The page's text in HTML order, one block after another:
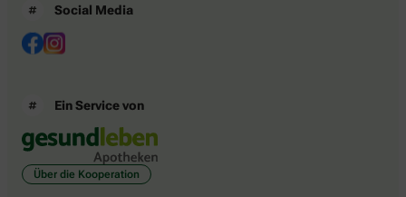
Social Media
Ein Service von
Über die Kooperation